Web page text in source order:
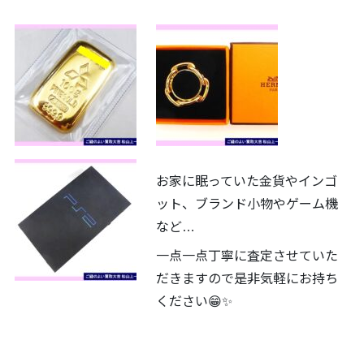
お家に眠っていた金貨やインゴ
ット、ブランド小物やゲーム機
など…
一点一点丁寧に査定させていた
だきますので是非気軽にお持ち
ください😁✨